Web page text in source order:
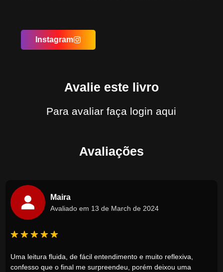
Instagram
Avalie este livro
Para avaliarfaça login aqui
Avaliações
Maira
Avaliado em 13 de March de 2024
Uma leitura fluida, de fácil entendimento e muito reflexiva,
confesso que o final me surpreendeu, porém deixou uma